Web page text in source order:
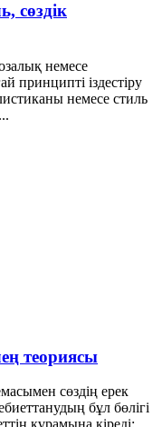
сөздік
немесе
принципті іздестіру
немесе стиль
теориясы
сөздің ерек
бұл бөлігі